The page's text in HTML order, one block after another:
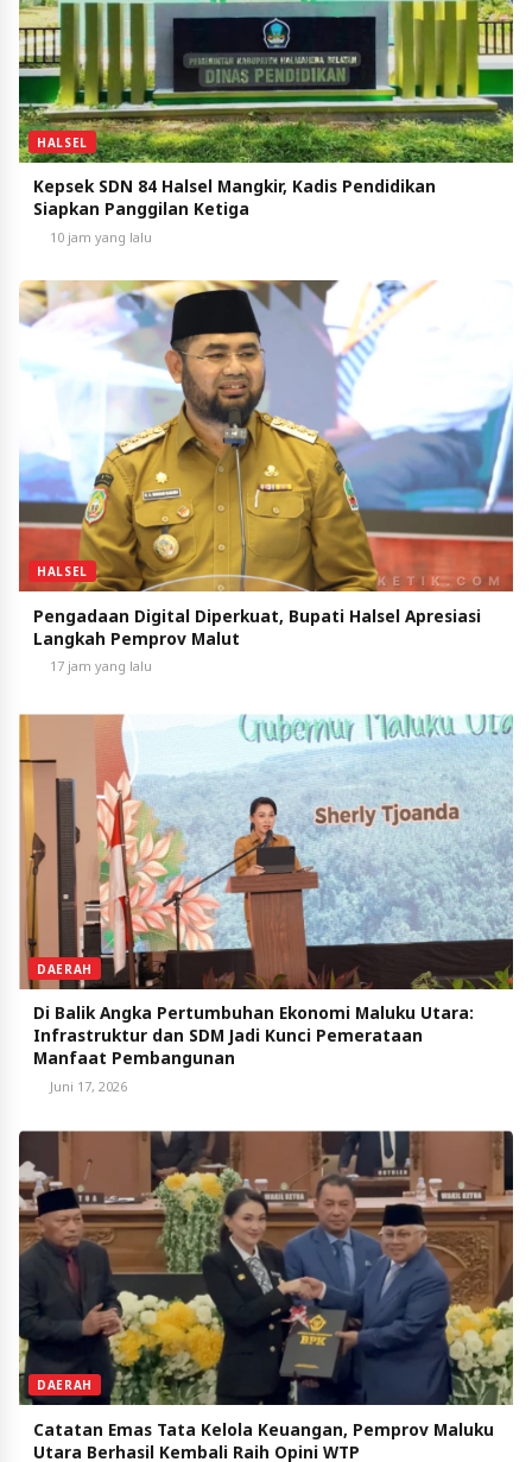
HALSEL
Kepsek SDN 84 Halsel Mangkir, Kadis Pendidikan
Siapkan Panggilan Ketiga
10 jam yang lalu
HALSEL
Pengadaan Digital Diperkuat, Bupati Halsel Apresiasi
Langkah Pemprov Malut
17 jam yang lalu
DAERAH
Di Balik Angka Pertumbuhan Ekonomi Maluku Utara:
Infrastruktur dan SDM Jadi Kunci Pemerataan
Manfaat Pembangunan
Juni 17, 2026
DAERAH
Catatan Emas Tata Kelola Keuangan, Pemprov Maluku